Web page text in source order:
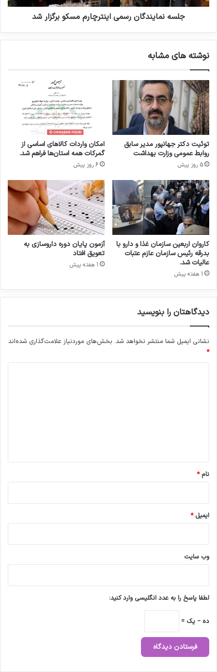
ه‌
ب
ی
ط
ا
ب
ق
س
ا
م
ا
ن
ه
ر
س
م
ی
ب
ا
ش
د
ن
ر
ی
ا
ی
ن
ت
ر
چ
ا
ر
م
م
س
ک
ب
ر
گ
ز
ا
ش
جلسه نمایندگان رسمی اینترچارم مسکو برگزار شد
نوشته های مشابه
توئیت دکتر جهانپور مدیر سابق
روابط عمومی وزارت بهداشت
5 روز پیش
امکان واردات کالاهای اساسی از
گمرکات همه استان‌ها فراهم شد.
6 روز پیش
کاروان اربعین سازمان غذا و دارو با
بدرقه رئیس سازمان عازم عتبات
عالیات شد.
1 هفته پیش
آزمون پایان دوره داروسازی به
تعویق افتاد
1 هفته پیش
دیدگاهتان را بنویسید
نشانی ایمیل شما منتشر نخواهد شد. بخش‌های موردنیاز علامت‌گذاری شده‌اند
*
نام*
ایمیل*
وب‌ سایت
لطفا پاسخ را به عدد انگلیسی وارد کنید:
ده − یک =